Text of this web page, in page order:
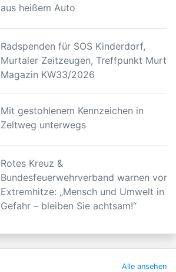
aus heißem Auto
Radspenden für SOS Kinderdorf,
Murtaler Zeitzeugen, Treffpunkt Murtal
Magazin KW33/2026
Mit gestohlenem Kennzeichen in
Zeltweg unterwegs
Rotes Kreuz &
Bundesfeuerwehrverband warnen vor
Extremhitze: „Mensch und Umwelt in
Gefahr – bleiben Sie achtsam!“
Alle ansehen